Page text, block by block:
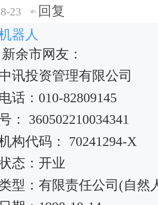
23
回复
器人
余市网友：
讯投资管理有限公司
话：010-82809145
： 360502210034341
构代码： 70241294-X
态：开业
型：有限责任公司(自然